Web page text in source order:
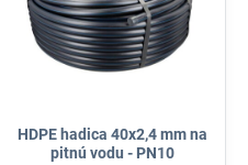
HDPE hadica 40x2,4 mm na
pitnú vodu - PN10